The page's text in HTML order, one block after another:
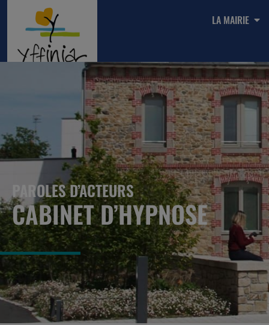
LA MAIRIE
PAROLES D’ACTEURS
CABINET D’HYPNOSE